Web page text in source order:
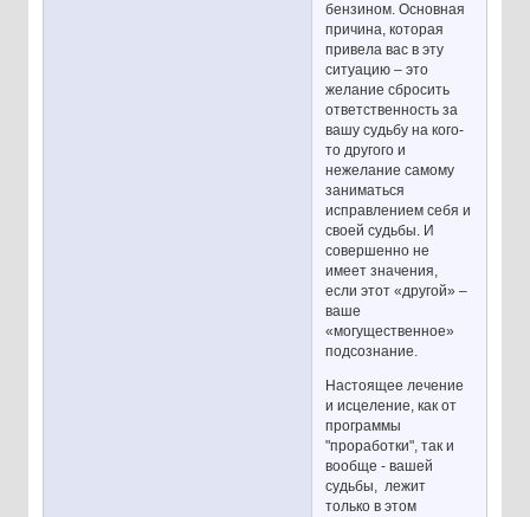
бензином. Основная
причина, которая
привела вас в эту
ситуацию – это
желание сбросить
ответственность за
вашу судьбу на кого-
то другого и
нежелание самому
заниматься
исправлением себя и
своей судьбы. И
совершенно не
имеет значения,
если этот «другой» –
ваше
«могущественное»
подсознание.
Настоящее лечение
и исцеление, как от
программы
"проработки", так и
вообще - вашей
судьбы, лежит
только в этом